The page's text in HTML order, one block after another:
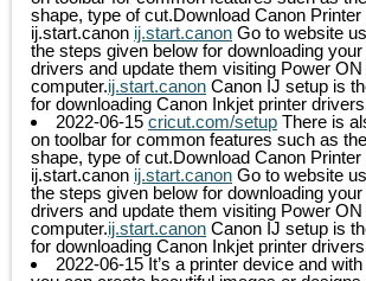
shape, type of cut.Download Canon
ij.start.canon ij.start.canon Go to website
the steps given below for downloading
drivers and update them visiting Power
computer.ij.start.canon Canon IJ setup is
for downloading Canon Inkjet printer
2022-06-15 cricut.com/setup There is
on toolbar for common features such as
shape, type of cut.Download Canon
ij.start.canon ij.start.canon Go to website
the steps given below for downloading
drivers and update them visiting Power
computer.ij.start.canon Canon IJ setup is
for downloading Canon Inkjet printer
2022-06-15 It’s a printer device and